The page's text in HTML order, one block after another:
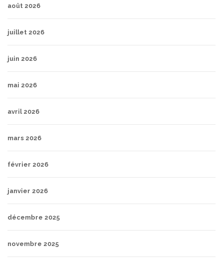
août 2026
juillet 2026
juin 2026
mai 2026
avril 2026
mars 2026
février 2026
janvier 2026
décembre 2025
novembre 2025